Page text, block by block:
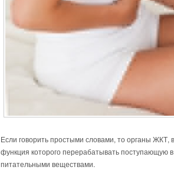
Если говорить простыми словами, то органы
функция которого перерабатывать поступающую
питательными веществами.